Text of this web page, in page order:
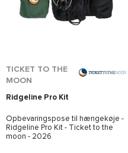
TICKET TO THE
MOON
Ridgeline Pro Kit
Opbevaringspose til hængekøje -
Ridgeline Pro Kit - Ticket to the
moon - 2026